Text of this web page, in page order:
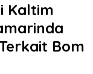
Kaltim
Bom